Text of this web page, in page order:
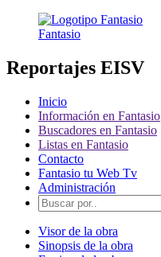
Fantasio
Reportajes EISV
Inicio
Información en Fantasio
Buscadores en Fantasio
Listas en Fantasio
Contacto
Fantasio tu Web Tv
Administración
Visor de la obra
Sinopsis de la obra